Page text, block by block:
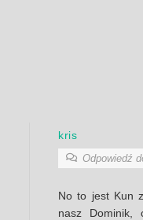
kris
Odpowiedź
No to jest Kun
nasz Dominik,